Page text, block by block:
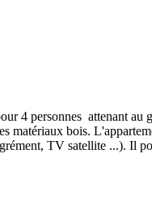
4 personnes attenant au
matériaux bois.
TV satellite ...). Il